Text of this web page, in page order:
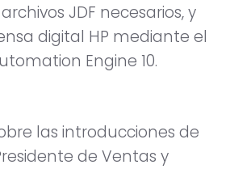
JDF necesarios, y
digital HP mediante el
Engine 10.
las introducciones de
de Ventas y